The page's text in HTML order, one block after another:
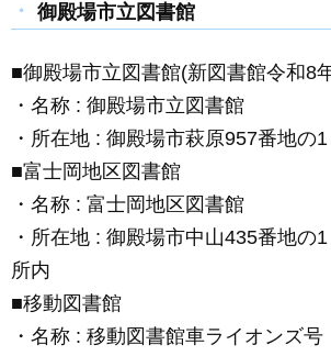
御殿場市立図書館
■御殿場市立図書館(新図書館令和8
・名称 : 御殿場市立図書館
・所在地 : 御殿場市萩原957番地の1
■富士岡地区図書館
・名称 : 富士岡地区図書館
・所在地 : 御殿場市中山435番地の
所内
■移動図書館
・名称 : 移動図書館車ライオンズ号